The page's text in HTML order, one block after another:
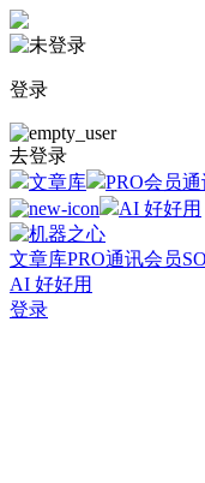
登录
去登录
文章库
PRO会员
AI 好好用
文章库PRO通讯会员
AI 好好用
登录